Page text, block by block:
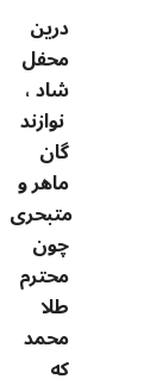
درين
محفل
شاد ،
نوازند
گان
ماهر و
متبحری
چون
محترم
طلا
محمد
که